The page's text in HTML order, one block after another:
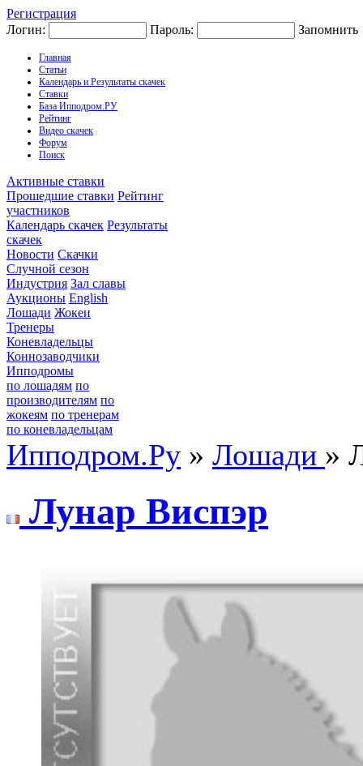
Регистрация
Логин:
Пароль: Запомнить
Главная
Статьи
Календарь и Результаты скачек
Ставки
База Ипподром.РУ
Рейтинг
Видео скачек
Форум
Поиск
Активные ставки
Прошедшие ставки Рейтинг
участников
Календарь скачек Результаты
скачек
Новости Скачки
Случной сезон
Индустрия Зал славы
Аукционы English
Лошади Жокеи
Тренеры
Коневладельцы
Коннозаводчики
Ипподромы
по лошадям по
производителям по
жокеям по тренерам
по коневладельцам
Ипподром.Ру » Лошади »
Лунaр Bиcпэр